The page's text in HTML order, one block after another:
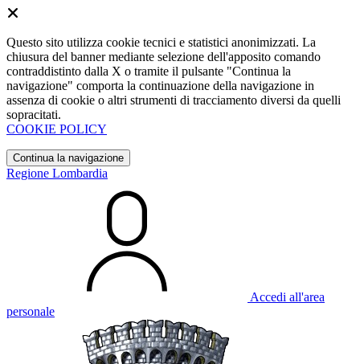
Questo sito utilizza cookie tecnici e statistici anonimizzati. La
chiusura del banner mediante selezione dell'apposito comando
contraddistinto dalla X o tramite il pulsante "Continua la
navigazione" comporta la continuazione della navigazione in
assenza di cookie o altri strumenti di tracciamento diversi da quelli
sopracitati.
COOKIE POLICY
Continua la navigazione
Regione Lombardia
Accedi all'area
personale